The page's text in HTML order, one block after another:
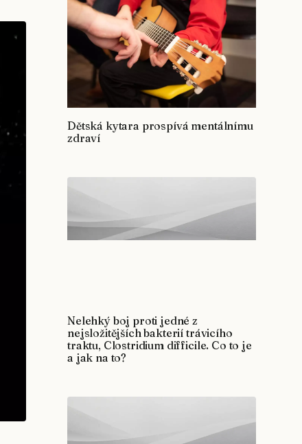
Dětská kytara prospívá mentálnímu
zdraví
Nelehký boj proti jedné z
nejsložitějších bakterií trávicího
traktu, Clostridium difficile. Co to je
a jak na to?